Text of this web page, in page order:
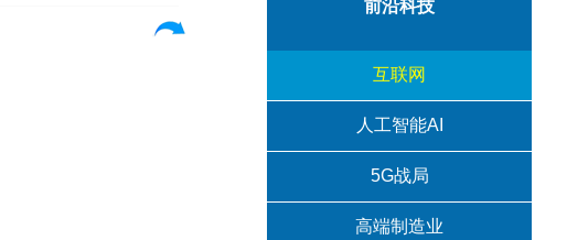
前沿科技
互联网
人工智能AI
5G战局
高端制造业